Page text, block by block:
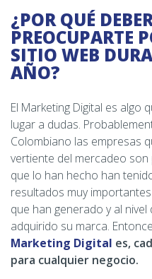
¿POR QUÉ
PREOCUPARTE
SITIO WEB
AÑO?
El Marketing Digital es algo
lugar a dudas.
Colombiano las empresas
vertiente del mercadeo son
que lo han hecho han
resultados muy
que han generado y al
adquirido su marca.
Marketing Digital es,
para cualquier negocio.